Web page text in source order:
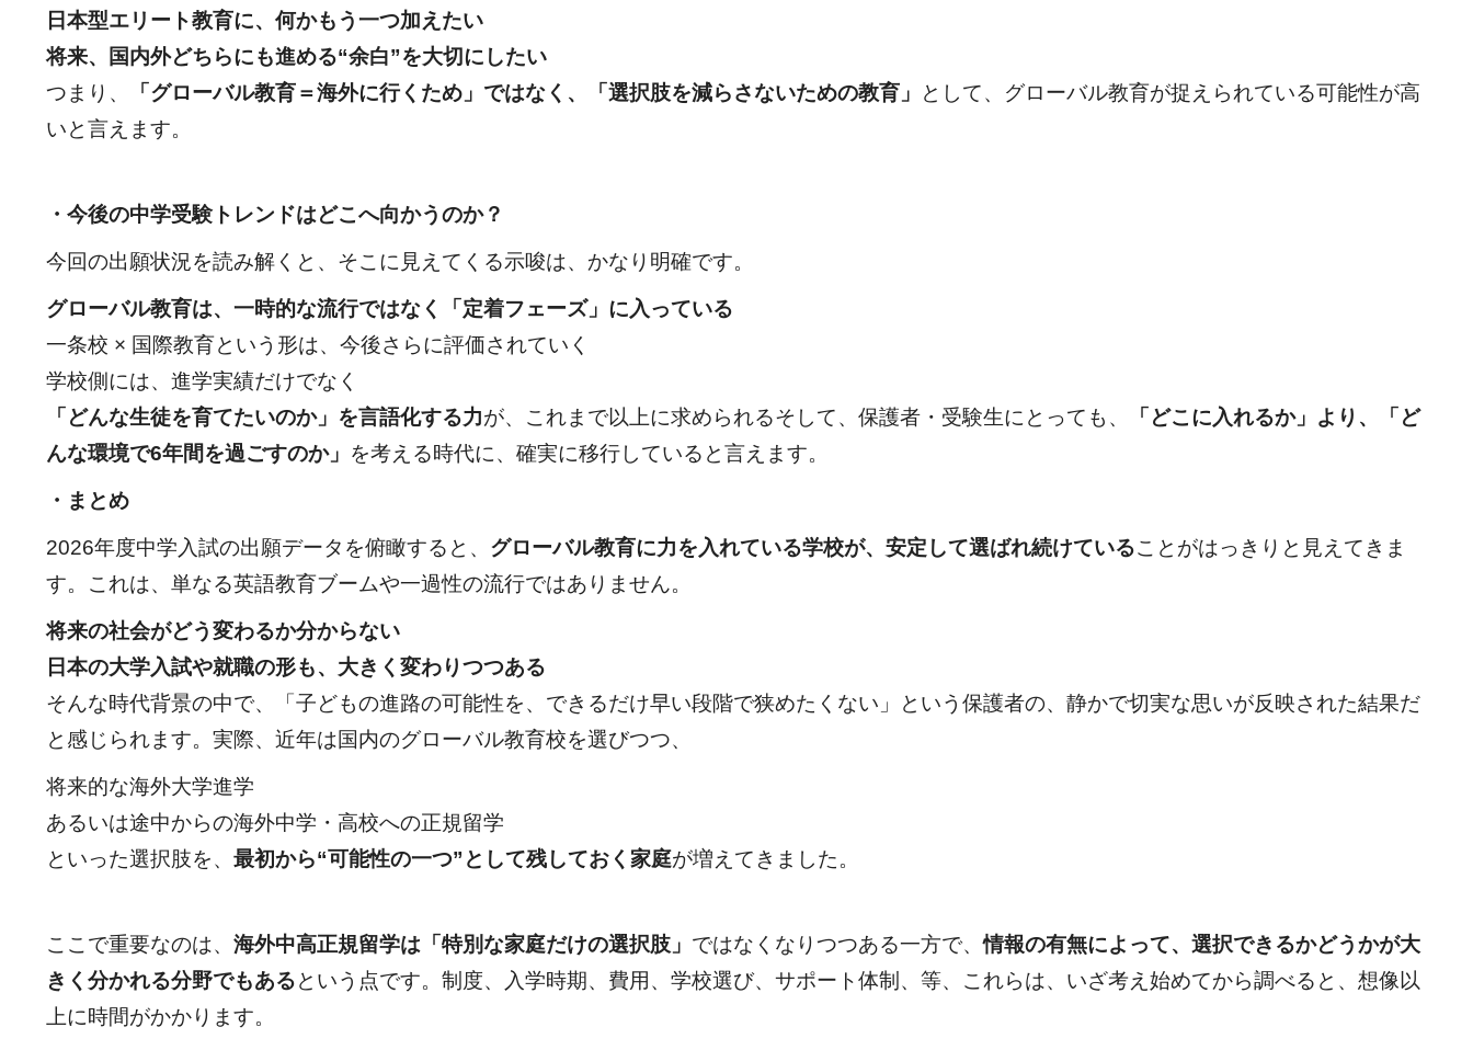
日本型エリート教育に、何かもう一つ加えたい
将来、国内外どちらにも進める“余白”を大切にしたい
つまり、
「グローバル教育＝海外に行くため」ではなく、「選択肢を減らさないための教育」
として、グローバル教育が捉えられている可能性が高
いと言えます。
・今後の中学受験トレンドはどこへ向かうのか？
今回の出願状況を読み解くと、そこに見えてくる示唆は、かなり明確です。
グローバル教育は、一時的な流行ではなく「定着フェーズ」に入っている
一条校 × 国際教育という形は、今後さらに評価されていく
学校側には、進学実績だけでなく
「どんな生徒を育てたいのか」を言語化する力が、これまで以上に求められるそして、保護者・受験生にとっても、
「どこに入れるか」より、「ど
んな環境で6年間を過ごすのか」 を考える時代に、確実に移行していると言えます。
・まとめ
2026年度中学入試の出願データを俯瞰すると、 グローバル教育に力を入れている学校が、安定して選ばれ続けていることがはっきりと見えてきま
す。これは、単なる英語教育ブームや一過性の流行ではありません。
将来の社会がどう変わるか分からない
日本の大学入試や就職の形も、大きく変わりつつある
そんな時代背景の中で、「子どもの進路の可能性を、できるだけ早い段階で狭めたくない」という保護者の、静かで切実な思いが反映された結果だ
と感じられます。実際、近年は国内のグローバル教育校を選びつつ、
将来的な海外大学進学
あるいは途中からの海外中学・高校への正規留学
といった選択肢を、 最初から“可能性の一つ” として残しておく家庭が増えてきました。
ここで重要なのは、 海外中高正規留学は「特別な家庭だけの選択肢」 ではなくなりつつある一方で、情報の有無によって、選択できるかどうかが大
きく分かれる分野でもあるという点です。制度、入学時期、費用、学校選び、サポート体制、等、これらは、いざ考え始めてから調べると、想像以
上に時間がかかります。